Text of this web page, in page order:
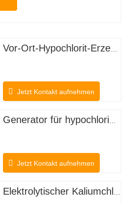
Jetzt Kontakt aufnehmen
Jetzt Kontakt aufnehmen